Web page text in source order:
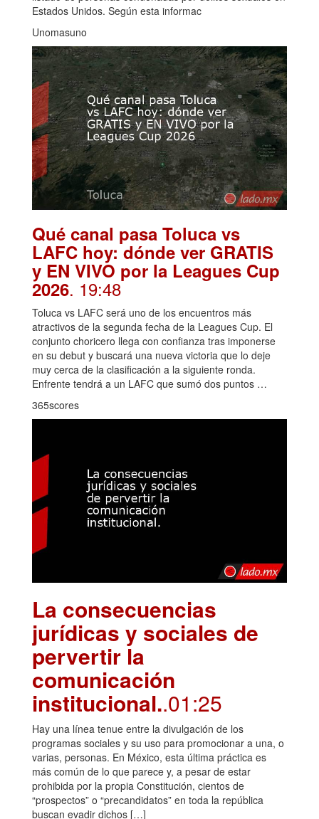
Estados Unidos. Según esta informac
Unomasuno
Qué canal pasa Toluca vs
LAFC hoy: dónde ver GRATIS
y EN VIVO por la Leagues Cup
2026. 19:48
Toluca vs LAFC será uno de los encuentros más
atractivos de la segunda fecha de la Leagues Cup. El
conjunto choricero llega con confianza tras imponerse
en su debut y buscará una nueva victoria que lo deje
muy cerca de la clasificación a la siguiente ronda.
Enfrente tendrá a un LAFC que sumó dos puntos …
365scores
La consecuencias
jurídicas y sociales de
pervertir la
comunicación
institucional..01:25
Hay una línea tenue entre la divulgación de los
programas sociales y su uso para promocionar a una, o
varias, personas. En México, esta última práctica es
más común de lo que parece y, a pesar de estar
prohibida por la propia Constitución, cientos de
“prospectos” o “precandidatos” en toda la república
buscan evadir dichos […]